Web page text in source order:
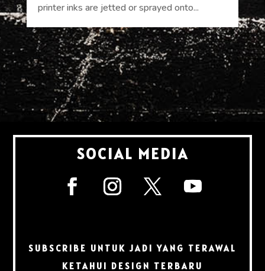
printer inks are jetted or sprayed onto...
SOCIAL MEDIA
SUBSCRIBE UNTUK JADI YANG TERAWAL
KETAHUI DESIGN TERBARU